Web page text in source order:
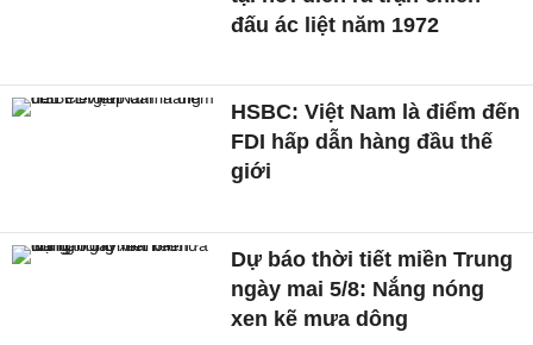
đấu ác liệt năm 1972
HSBC: Việt Nam là điểm đến
FDI hấp dẫn hàng đầu thế
giới
Dự báo thời tiết miền Trung
ngày mai 5/8: Nắng nóng
xen kẽ mưa dông